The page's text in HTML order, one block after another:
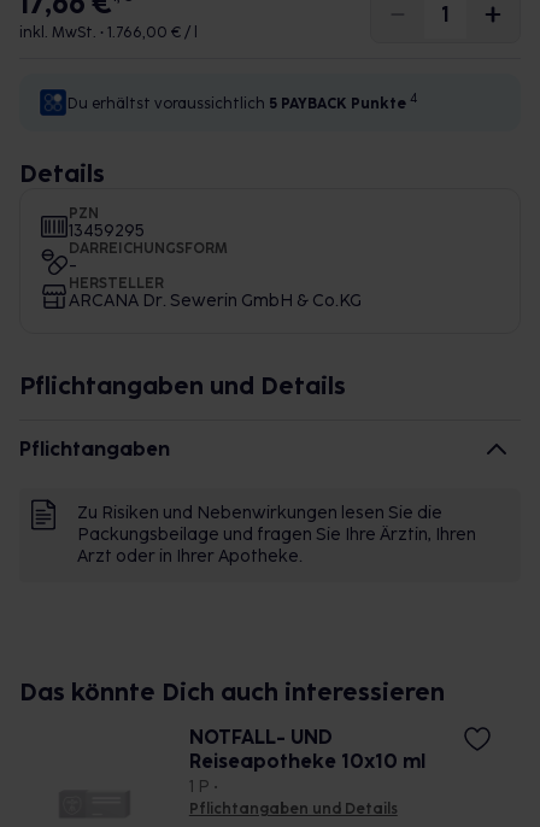
inkl. MwSt. • 1.766,00 € / l
Du erhältst voraussichtlich 5 PAYBACK Punkte 4
Details
PZN
13459295
DARREICHUNGSFORM
-
HERSTELLER
ARCANA Dr. Sewerin GmbH & Co.KG
Pflichtangaben und Details
Pflichtangaben
Zu Risiken und Nebenwirkungen lesen Sie die
Packungsbeilage und fragen Sie Ihre Ärztin, Ihren
Arzt oder in Ihrer Apotheke.
Das könnte Dich auch interessieren
NOTFALL- UND
Reiseapotheke 10x10 ml
1 P •
Pflichtangaben und Details